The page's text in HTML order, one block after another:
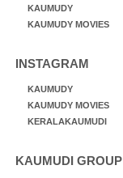
KAUMUDY
KAUMUDY MOVIES
INSTAGRAM
KAUMUDY
KAUMUDY MOVIES
KERALAKAUMUDI
KAUMUDI GROUP